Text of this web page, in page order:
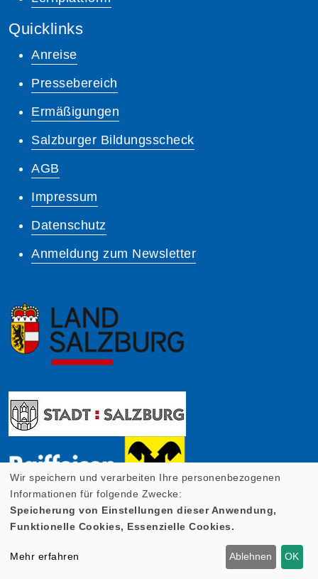
Quicklinks
Anreise
Pressebereich
Ermäßigungen
Salzburger Bildungsscheck
AGB
Impressum
Datenschutz
Anmeldung zum Newsletter
Wir speichern und verarbeiten Ihre personenbezogenen
Informationen für folgende Zwecke:
Speicherung von Einstellungen dieser Anwendung,
Funktionelle Cookies, Essenzielle Cookies.
Mehr erfahren Ablehnen OK